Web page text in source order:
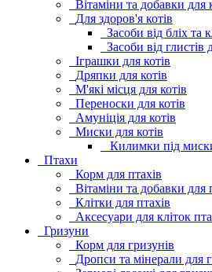
Вітаміни та добавки для
Для здоров'я котів
Засоби від бліх та
Засоби від глистів
Іграшки для котів
Дряпки для котів
М'які місця для котів
Переноски для котів
Амуніція для котів
Миски для котів
Килимки під
Птахи
Корм для птахів
Вітаміни та добавки для
Клітки для птахів
Аксесуари для кліток
Гризуни
Корм для гризунів
Дропси та мінерали для